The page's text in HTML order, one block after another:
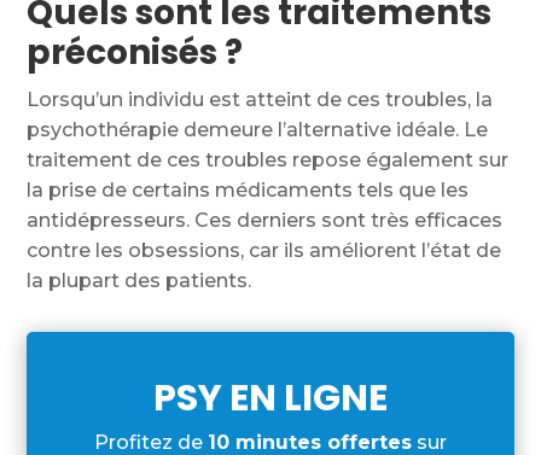
Quels sont les traitements
préconisés ?
Lorsqu’un individu est atteint de ces troubles, la
psychothérapie demeure l’alternative idéale. Le
traitement de ces troubles repose également sur
la prise de certains médicaments tels que les
antidépresseurs. Ces derniers sont très efficaces
contre les obsessions, car ils améliorent l’état de
la plupart des patients.
PSY EN LIGNE
Profitez de 10 minutes offertes sur